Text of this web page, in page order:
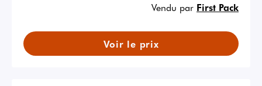
Vendu par First Pack
Voir le prix